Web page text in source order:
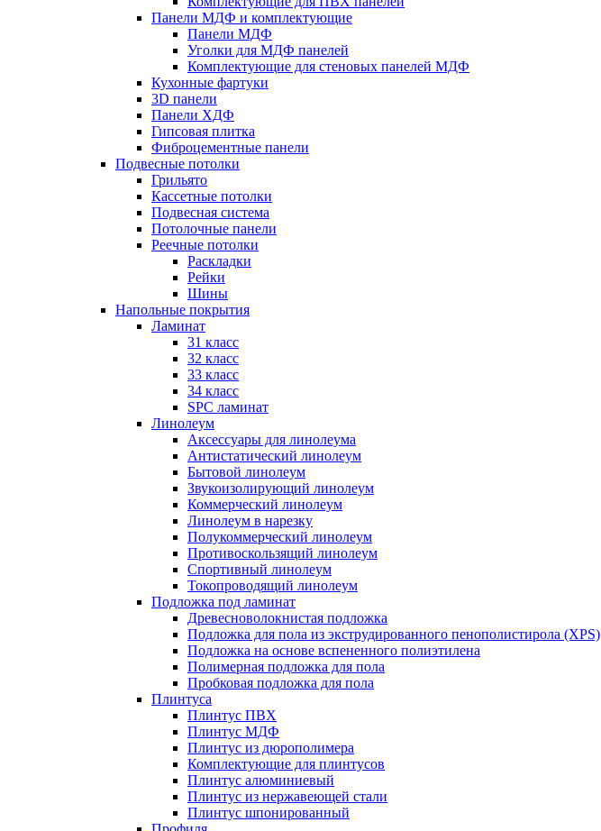
Панели МДФ и комплектующие
Панели МДФ
Уголки для МДФ панелей
Комплектующие для стеновых панелей МДФ
Кухонные фартуки
3D панели
Панели ХДФ
Гипсовая плитка
Фиброцементные панели
Подвесные потолки
Грильято
Кассетные потолки
Подвесная система
Потолочные панели
Реечные потолки
Раскладки
Рейки
Шины
Напольные покрытия
Ламинат
31 класс
32 класс
33 класс
34 класс
SPC ламинат
Линолеум
Аксессуары для линолеума
Антистатический линолеум
Бытовой линолеум
Звукоизолирующий линолеум
Коммерческий линолеум
Линолеум в нарезку
Полукоммерческий линолеум
Противоскользящий линолеум
Спортивный линолеум
Токопроводящий линолеум
Подложка под ламинат
Древесноволокнистая подложка
Подложка для пола из экструдированного пенополистирола (XPS)
Подложка на основе вспененного полиэтилена
Полимерная подложка для пола
Пробковая подложка для пола
Плинтуса
Плинтус ПВХ
Плинтус МДФ
Плинтус из дюрополимера
Комплектующие для плинтусов
Плинтус алюминиевый
Плинтус из нержавеющей стали
Плинтус шпонированный